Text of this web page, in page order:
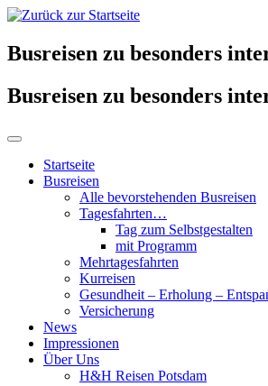
Busreisen zu besonders
Busreisen zu besonders
Startseite
Busreisen
Alle bevorstehenden Busreisen
Tagesfahrten…
Tag zum Selbstgestalten
mit Programm
Mehrtagesfahrten
Kurreisen
Gesundheit – Erholung –
Versicherung
News
Impressionen
Über Uns
H&H Reisen Potsdam